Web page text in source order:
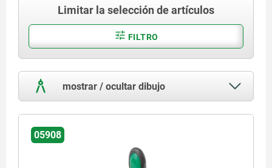
Limitar la selección de artículos
FILTRO
mostrar / ocultar dibujo
05908